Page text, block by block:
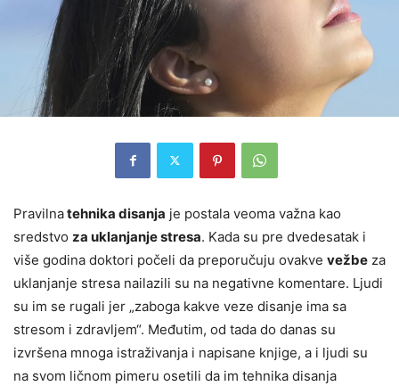
Pravilnatehnika disanja je postala veoma važna kao
sredstvo za uklanjanje stresa. Kada su pre dvedesatak i
više godina doktori počeli da preporučuju ovakve vežbe za
uklanjanje stresa nailazili su na negativne komentare. Ljudi
su im se rugali jer „zaboga kakve veze disanje ima sa
stresom i zdravljem“. Međutim, od tada do danas su
izvršena mnoga istraživanja i napisane knjige, a i ljudi su
na svom ličnom pimeru osetili da im tehnika disanja